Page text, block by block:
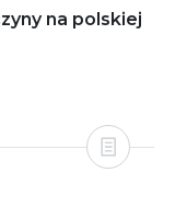
na polskiej